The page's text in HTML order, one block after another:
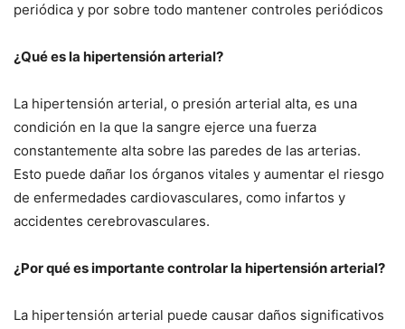
periódica y por sobre todo mantener controles periódicos
¿Qué es la hipertensión arterial?
La hipertensión arterial, o presión arterial alta, es una
condición en la que la sangre ejerce una fuerza
constantemente alta sobre las paredes de las arterias.
Esto puede dañar los órganos vitales y aumentar el riesgo
de enfermedades cardiovasculares, como infartos y
accidentes cerebrovasculares.
¿Por qué es importante controlar la hipertensión arterial?
La hipertensión arterial puede causar daños significativos